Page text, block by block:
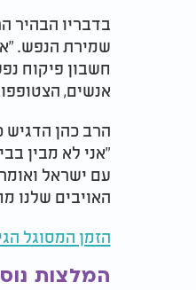
בדבריו הבהיר
שמירת הנפש.
חשבון פיקוח
אנשים,
הרב כהן הדגיש
"אני לא מבין
עם ישראל
האויבים שלנו
הזמן המסוגל
המלצות